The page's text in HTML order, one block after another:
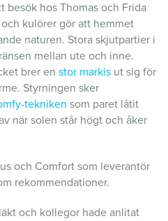
besök hos Thomas och Frida
kulörer gör att hemmet
naturen. Stora skjutpartier i
mellan ute och inne.
brer en stor markis ut sig för
Styrningen sker
tekniken som paret låtit
när solen står högt och åker
och Comfort som leverantör
rekommendationer.
och kollegor hade anlitat